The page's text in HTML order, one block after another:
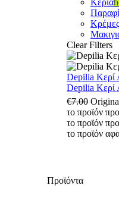
Κεριά
Clear Filters
Depilia Κερί
Depilia Κερί
€7.00
το προϊόν
το προϊόν
το προϊόν
Προϊόντα